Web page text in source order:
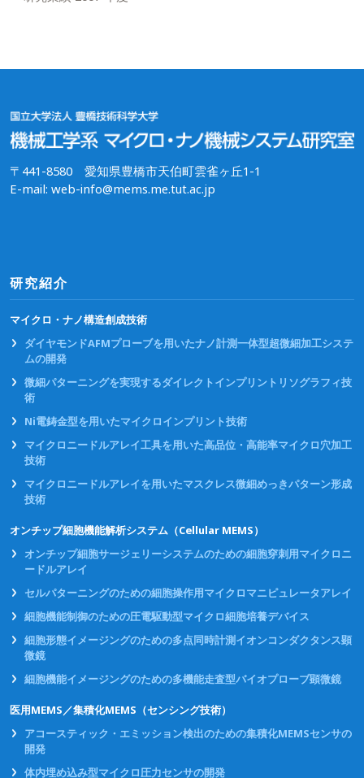
〒441-8580 愛知県豊橋市天伯町雲雀ヶ丘1-1
E-mail: web-info@mems.me.tut.ac.jp
研究紹介
マイクロ・ナノ構造創成技術
ダイヤモンドAFMプローブを用いたナノ計測一体型超微細加工システ
ムの開発
微細パターニングを実現するダイレクトインプリントリソグラフィ技
術
Ni電鋳金型を用いたマイクロインプリント技術
マイクロニードルアレイ工具を用いた高品位・高能率マイクロ穴加工
技術
マイクロニードルアレイを用いたマスクレス微細めっきパターン形成
技術
オンチップ細胞機能解析システム（Cellular MEMS）
オンチップ細胞サージェリーシステムのための細胞穿刺用マイクロニ
ードルアレイ
セルパターニングのための細胞操作用マイクロマニピュレータアレイ
細胞機能制御のための圧電駆動型マイクロ細胞培養デバイス
細胞形態イメージングのための多点同時計測イオンコンダクタンス顕
微鏡
細胞機能イメージングのための多機能走査型バイオプローブ顕微鏡
医用MEMS／集積化MEMS（センシング技術）
アコースティック・エミッション検出のための集積化MEMSセンサの
開発
体内埋め込み型マイクロ圧力センサの開発